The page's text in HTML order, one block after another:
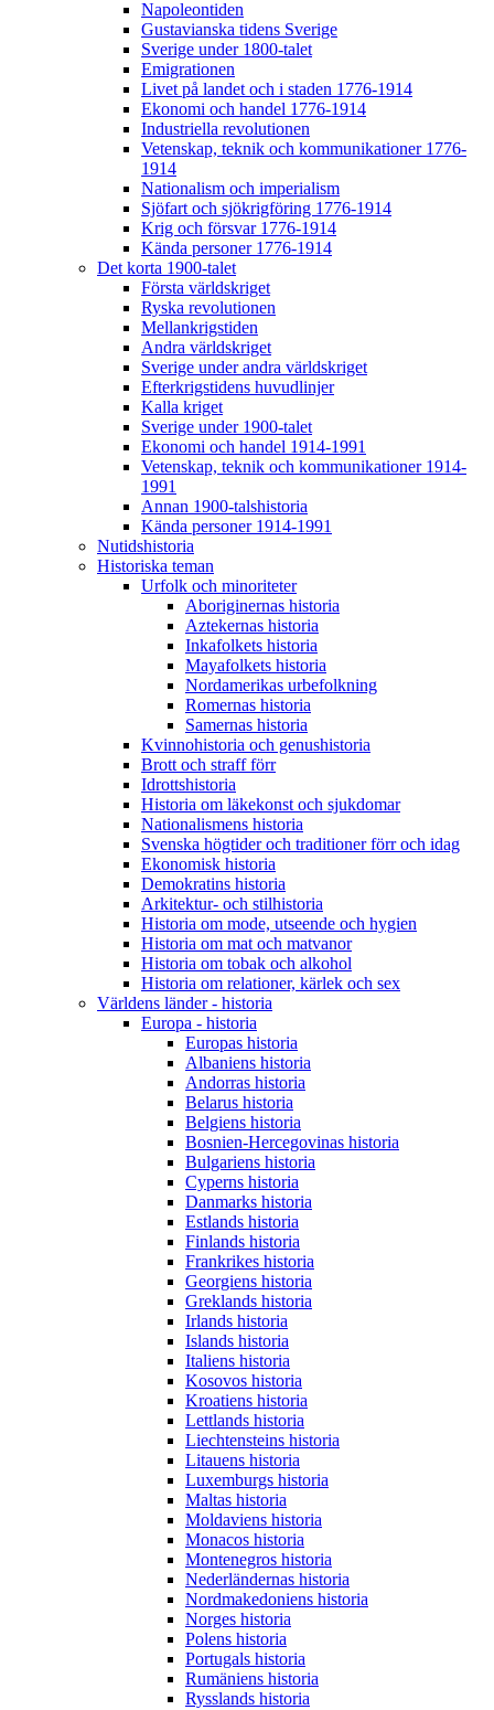
Napoleontiden
Gustavianska tidens Sverige
Sverige under 1800-talet
Emigrationen
Livet på landet och i staden 1776-1914
Ekonomi och handel 1776-1914
Industriella revolutionen
Vetenskap, teknik och kommunikationer 1776-
1914
Nationalism och imperialism
Sjöfart och sjökrigföring 1776-1914
Krig och försvar 1776-1914
Kända personer 1776-1914
Det korta 1900-talet
Första världskriget
Ryska revolutionen
Mellankrigstiden
Andra världskriget
Sverige under andra världskriget
Efterkrigstidens huvudlinjer
Kalla kriget
Sverige under 1900-talet
Ekonomi och handel 1914-1991
Vetenskap, teknik och kommunikationer 1914-
1991
Annan 1900-talshistoria
Kända personer 1914-1991
Nutidshistoria
Historiska teman
Urfolk och minoriteter
Aboriginernas historia
Aztekernas historia
Inkafolkets historia
Mayafolkets historia
Nordamerikas urbefolkning
Romernas historia
Samernas historia
Kvinnohistoria och genushistoria
Brott och straff förr
Idrottshistoria
Historia om läkekonst och sjukdomar
Nationalismens historia
Svenska högtider och traditioner förr och idag
Ekonomisk historia
Demokratins historia
Arkitektur- och stilhistoria
Historia om mode, utseende och hygien
Historia om mat och matvanor
Historia om tobak och alkohol
Historia om relationer, kärlek och sex
Världens länder - historia
Europa - historia
Europas historia
Albaniens historia
Andorras historia
Belarus historia
Belgiens historia
Bosnien-Hercegovinas historia
Bulgariens historia
Cyperns historia
Danmarks historia
Estlands historia
Finlands historia
Frankrikes historia
Georgiens historia
Greklands historia
Irlands historia
Islands historia
Italiens historia
Kosovos historia
Kroatiens historia
Lettlands historia
Liechtensteins historia
Litauens historia
Luxemburgs historia
Maltas historia
Moldaviens historia
Monacos historia
Montenegros historia
Nederländernas historia
Nordmakedoniens historia
Norges historia
Polens historia
Portugals historia
Rumäniens historia
Rysslands historia